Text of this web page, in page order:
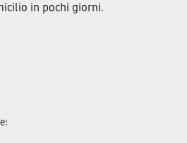
in pochi giorni.